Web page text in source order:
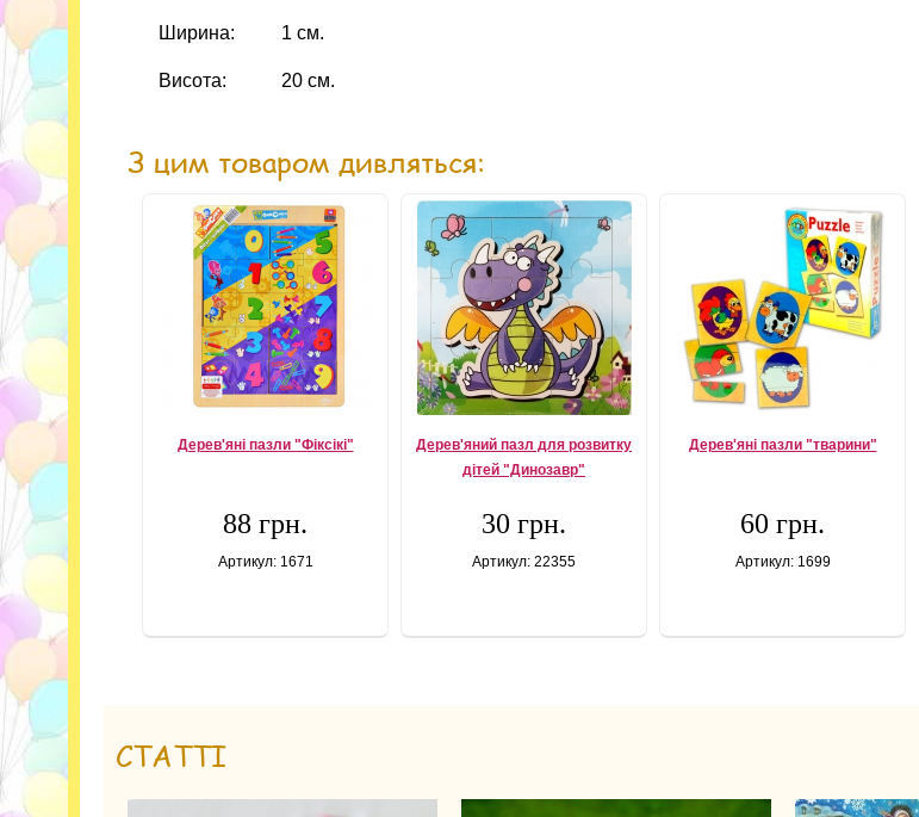
Ширина: 1 см.
Висота: 20 см.
З цим товаром дивляться:
Дерев'яні пазли "Фіксікі"
88 грн.
Артикул: 1671
Дерев'яний пазл для розвитку
дітей "Динозавр"
30 грн.
Артикул: 22355
Дерев'яні пазли "тварини"
60 грн.
Артикул: 1699
СТАТТІ